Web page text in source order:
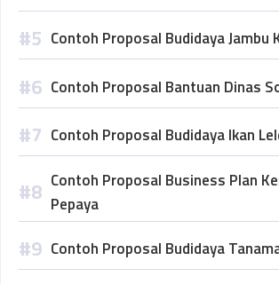
Contoh Proposal Budidaya Jambu
Contoh Proposal Bantuan Dinas
Contoh Proposal Budidaya Ikan
Contoh Proposal Business Plan
Pepaya
Contoh Proposal Budidaya